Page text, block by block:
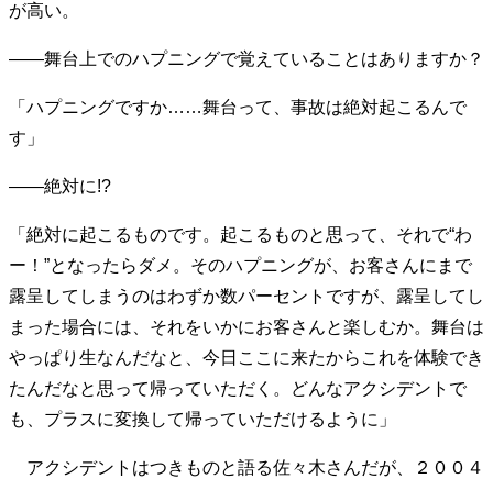
が高い。
――舞台上でのハプニングで覚えていることはありますか？
「ハプニングですか……舞台って、事故は絶対起こるんで
す」
――絶対に!?
「絶対に起こるものです。起こるものと思って、それで“わ
ー！”となったらダメ。そのハプニングが、お客さんにまで
露呈してしまうのはわずか数パーセントですが、露呈してし
まった場合には、それをいかにお客さんと楽しむか。舞台は
やっぱり生なんだなと、今日ここに来たからこれを体験でき
たんだなと思って帰っていただく。どんなアクシデントで
も、プラスに変換して帰っていただけるように」
アクシデントはつきものと語る佐々木さんだが、２００４